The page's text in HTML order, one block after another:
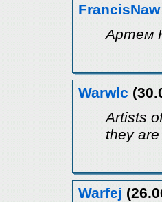
FrancisNaw
Артем
Warwlc
Artists
they
Warfej